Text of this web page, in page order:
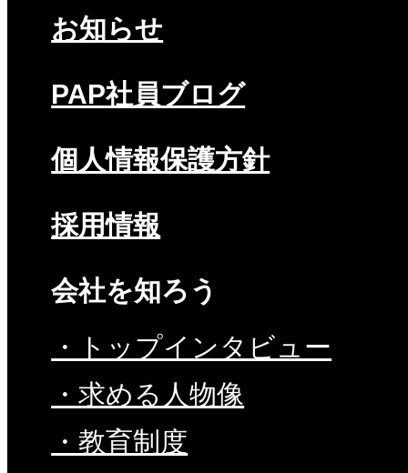
お知らせ
PAP社員ブログ
個人情報保護方針
採用情報
会社を知ろう
・トップインタビュー
・求める人物像
・教育制度